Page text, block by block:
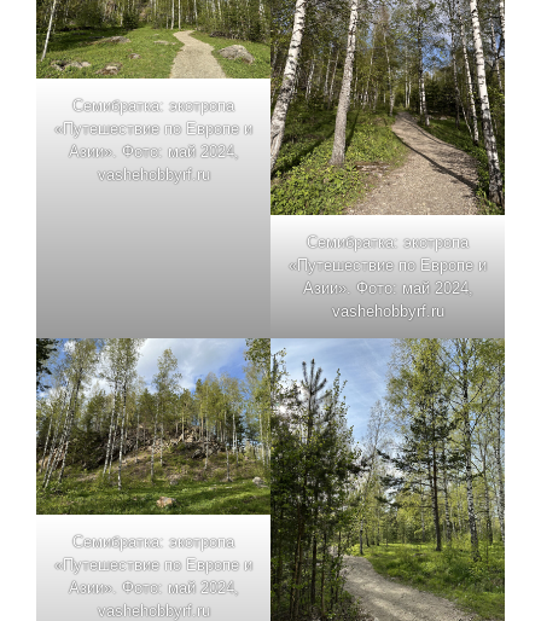
Семибратка: экотропа
«Путешествие по Европе и
Азии». Фото: май 2024,
vashehobbyrf.ru
Семибратка: экотропа
«Путешествие по Европе и
Азии». Фото: май 2024,
vashehobbyrf.ru
Семибратка: экотропа
«Путешествие по Европе и
Азии». Фото: май 2024,
vashehobbyrf.ru